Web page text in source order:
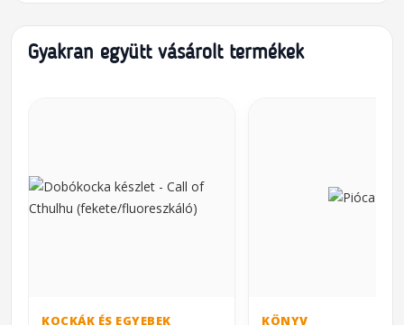
Gyakran együtt vásárolt termékek
KOCKÁK ÉS EGYEBEK KÖNYV